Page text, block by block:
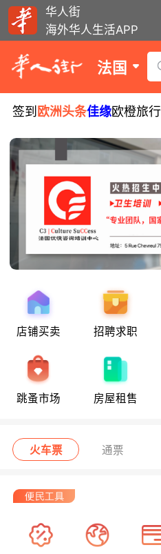
华人街
海外华人生活APP
法国
签到 欧洲头条佳缘欧橙旅行
店铺买卖 招聘求职
跳蚤市场 房屋租售
火车票 通票